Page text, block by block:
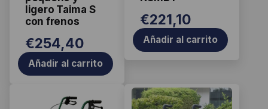
ligero Taima S
con frenos
€254,40
Añadir al carrito
€221,10
Añadir al carrito